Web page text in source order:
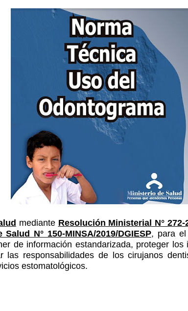
mediante Resolución Ministerial N° 272-
N° 150-MINSA/2019/DGIESP, para
de información estandarizada, proteger los
las responsabilidades de los cirujanos
estomatológicos.